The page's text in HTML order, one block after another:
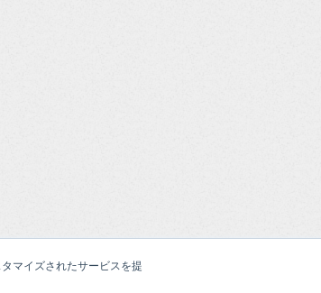
マイズされたサービスを提